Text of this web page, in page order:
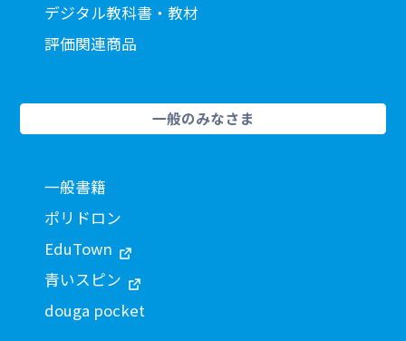
デジタル教科書・教材
評価関連商品
一般のみなさま
一般書籍
ポリドロン
EduTown
青いスピン
douga pocket